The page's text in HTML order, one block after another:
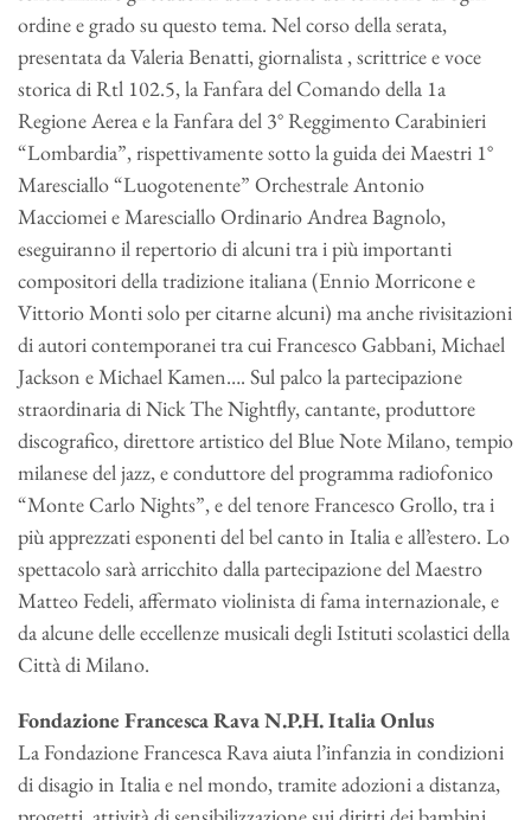
ordine e grado su questo tema. Nel corso della serata,
presentata da Valeria Benatti, giornalista , scrittrice e voce
storica di Rtl 102.5, la Fanfara del Comando della 1a
Regione Aerea e la Fanfara del 3° Reggimento Carabinieri
“Lombardia”, rispettivamente sotto la guida dei Maestri 1°
Maresciallo “Luogotenente” Orchestrale Antonio
Macciomei e Maresciallo Ordinario Andrea Bagnolo,
eseguiranno il repertorio di alcuni tra i più importanti
compositori della tradizione italiana (Ennio Morricone e
Vittorio Monti solo per citarne alcuni) ma anche rivisitazioni
di autori contemporanei tra cui Francesco Gabbani, Michael
Jackson e Michael Kamen…. Sul palco la partecipazione
straordinaria di Nick The Nightfly, cantante, produttore
discografico, direttore artistico del Blue Note Milano, tempio
milanese del jazz, e conduttore del programma radiofonico
“Monte Carlo Nights”, e del tenore Francesco Grollo, tra i
più apprezzati esponenti del bel canto in Italia e all’estero. Lo
spettacolo sarà arricchito dalla partecipazione del Maestro
Matteo Fedeli, affermato violinista di fama internazionale, e
da alcune delle eccellenze musicali degli Istituti scolastici della
Città di Milano.
Fondazione Francesca Rava N.P.H. Italia Onlus
La Fondazione Francesca Rava aiuta l’infanzia in condizioni
di disagio in Italia e nel mondo, tramite adozioni a distanza,